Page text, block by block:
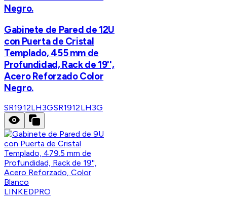
Negro.
Gabinete de Pared de 12U
con Puerta de Cristal
Templado, 455 mm de
Profundidad, Rack de 19'',
Acero Reforzado Color
Negro.
SR1912LH3GSR1912LH3G
LINKEDPRO